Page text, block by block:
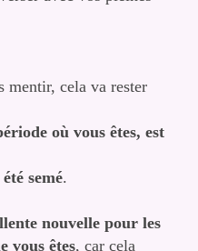
mentir, cela va rester
où vous êtes, est
semé.
nouvelle pour les
vous êtes, car cela